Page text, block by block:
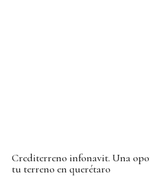
Crediterreno infonavit. Una
tu terreno en querétaro